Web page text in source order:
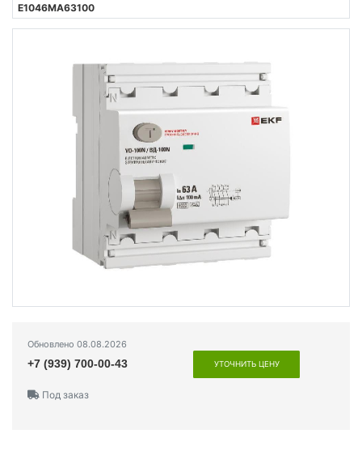
E1046MA63100
Обновлено 08.08.2026
+7 (939) 700-00-43 УТОЧНИТЬ ЦЕНУ
Под заказ